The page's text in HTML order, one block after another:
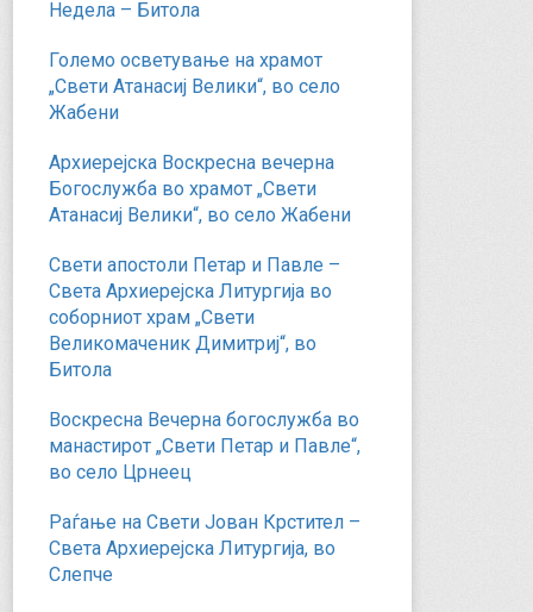
Недела – Битола
Големо осветување на храмот
„Свети Атанасиј Велики“, во село
Жабени
Архиерејска Воскресна вечерна
Богослужба во храмот „Свети
Атанасиј Велики“, во село Жабени
Свети апостоли Петар и Павле –
Света Архиерејска Литургија во
соборниот храм „Свети
Великомаченик Димитриј“, во
Битола
Воскресна Вечерна богослужба во
манастирот „Свети Петар и Павле“,
во село Црнеец
Раѓање на Свети Јован Крстител –
Света Архиерејска Литургија, во
Слепче